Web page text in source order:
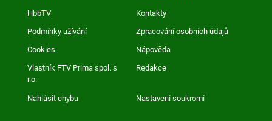
HbbTV Kontakty
Podmínky užívání Zpracování osobních údajů
Cookies Nápověda
Vlastník FTV Prima spol. s
r.o.
Redakce
Nahlásit chybu Nastavení soukromí